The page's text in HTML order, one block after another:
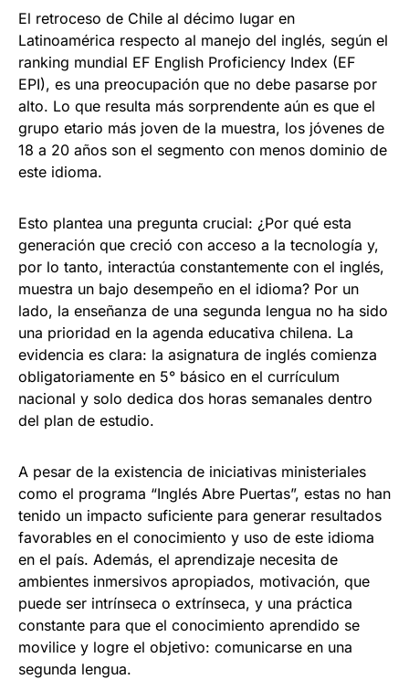
El retroceso de Chile al décimo lugar en
Latinoamérica respecto al manejo del inglés, según el
ranking mundial EF English Proficiency Index (EF
EPI), es una preocupación que no debe pasarse por
alto. Lo que resulta más sorprendente aún es que el
grupo etario más joven de la muestra, los jóvenes de
18 a 20 años son el segmento con menos dominio de
este idioma.
Esto plantea una pregunta crucial: ¿Por qué esta
generación que creció con acceso a la tecnología y,
por lo tanto, interactúa constantemente con el inglés,
muestra un bajo desempeño en el idioma? Por un
lado, la enseñanza de una segunda lengua no ha sido
una prioridad en la agenda educativa chilena. La
evidencia es clara: la asignatura de inglés comienza
obligatoriamente en 5° básico en el currículum
nacional y solo dedica dos horas semanales dentro
del plan de estudio.
A pesar de la existencia de iniciativas ministeriales
como el programa “Inglés Abre Puertas”, estas no han
tenido un impacto suficiente para generar resultados
favorables en el conocimiento y uso de este idioma
en el país. Además, el aprendizaje necesita de
ambientes inmersivos apropiados, motivación, que
puede ser intrínseca o extrínseca, y una práctica
constante para que el conocimiento aprendido se
movilice y logre el objetivo: comunicarse en una
segunda lengua.